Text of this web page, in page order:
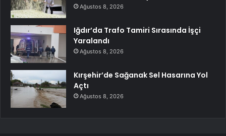
Ağustos 8, 2026
Iğdır’da Trafo Tamiri Sırasında İşçi
Yaralandı
Ağustos 8, 2026
Kırşehir’de Sağanak Sel Hasarına Yol
Açtı
Ağustos 8, 2026